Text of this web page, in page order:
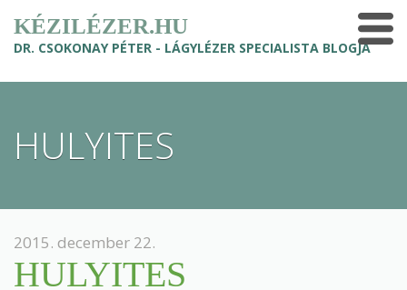
KÉZILÉZER.HU
DR. CSOKONAY PÉTER - LÁGYLÉZER SPECIALISTA BLOGJA
HULYITES
2015. december 22.
HULYITES